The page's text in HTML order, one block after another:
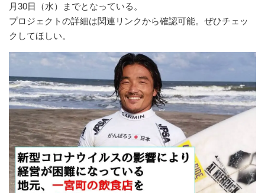
月30日（水）までとなっている。
プロジェクトの詳細は関連リンクから確認可能。ぜひチェッ
クしてほしい。